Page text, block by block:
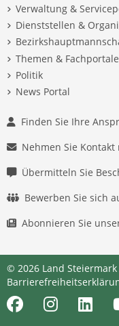
Verwaltung &
Dienststellen &
Themen & Fachportale
Politik
News Portal
Finden Sie Ihre
Nehmen Sie
Übermitteln Sie
Bewerben Sie sich
Abonnieren Sie
© 2026 Land
FacebookInstagram